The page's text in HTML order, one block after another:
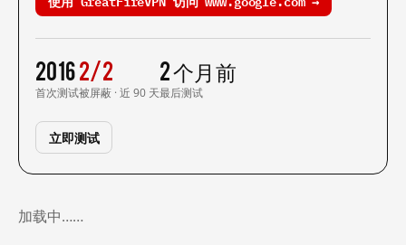
2016
首次测试
2/2
被屏蔽 · 近 90 天
2 个月前
最后测试
立即测试
加载中……